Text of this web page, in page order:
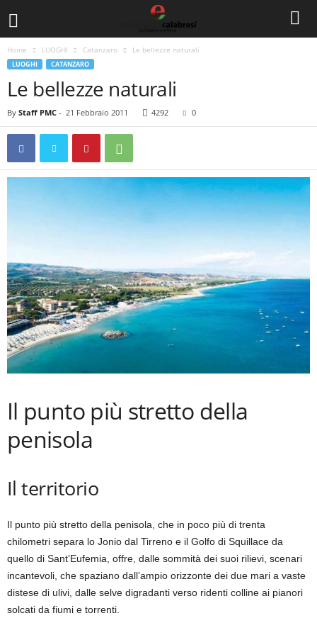
Home LUOGHI Catanzaro Le bellezze naturali
LUOGHI CATANZARO
Le bellezze naturali
By Staff PMC - 21 Febbraio 2011 4292 0
Il punto più stretto della
penisola
Il territorio
Il punto più stretto della penisola, che in poco più di trenta
chilometri separa lo Jonio dal Tirreno e il Golfo di Squillace da
quello di Sant’Eufemia, offre, dalle sommità dei suoi rilievi, scenari
incantevoli, che spaziano dall’ampio orizzonte dei due mari a vaste
distese di ulivi, dalle selve digradanti verso ridenti colline ai pianori
solcati da fiumi e torrenti.